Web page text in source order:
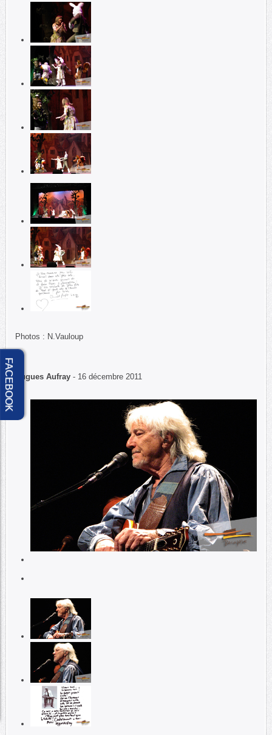
Photos : N.Vauloup
Hugues Aufray - 16 décembre 2011
FACEBOOK